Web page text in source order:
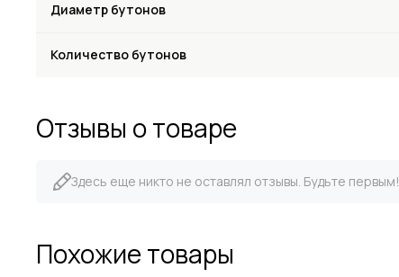
Диаметр бутонов
Количество бутонов
Отзывы о товаре
Здесь еще никто не оставлял отзывы. Будьте первым!
Похожие товары